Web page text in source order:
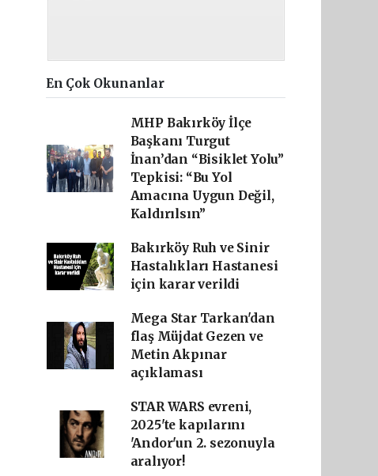
En Çok Okunanlar
MHP Bakırköy İlçe
Başkanı Turgut
İnan’dan “Bisiklet Yolu”
Tepkisi: “Bu Yol
Amacına Uygun Değil,
Kaldırılsın”
Bakırköy Ruh ve Sinir
Hastalıkları Hastanesi
için karar verildi
Mega Star Tarkan'dan
flaş Müjdat Gezen ve
Metin Akpınar
açıklaması
STAR WARS evreni,
2025'te kapılarını
'Andor'un 2. sezonuyla
aralıyor!